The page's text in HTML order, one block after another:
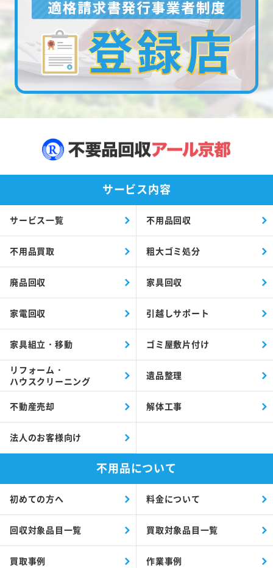
サービス内容
サービス一覧 不用品回収
不用品買取 粗大ゴミ処分
廃品回収 家具回収
家電回収 引越しサポート
家具組立・移動 ゴミ屋敷片付け
リフォーム・
ハウスクリーニング
遺品整理
不動産売却 解体工事
法人のお客様向け
不用品について
初めての方へ 料金について
回収対象品目一覧 買取対象品目一覧
買取事例 作業事例